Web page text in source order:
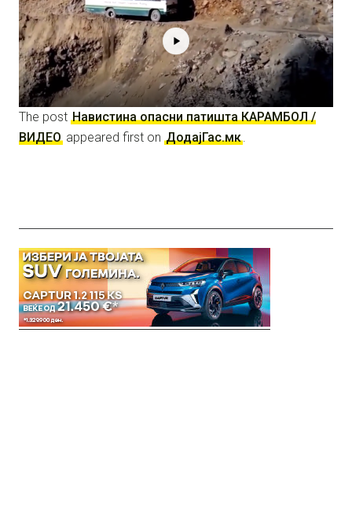
The post Навистина опасни патишта КАРАМБОЛ /
ВИДЕО appeared first on ДодајГас.мк